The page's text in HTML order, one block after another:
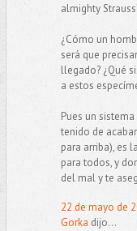
almighty
¿Cómo un
será que
llegado? ¿Qué
a estos
Pues un
tenido de
para arriba), es
para todos, y
del mal y te
22 de mayo de
Gorka dijo...